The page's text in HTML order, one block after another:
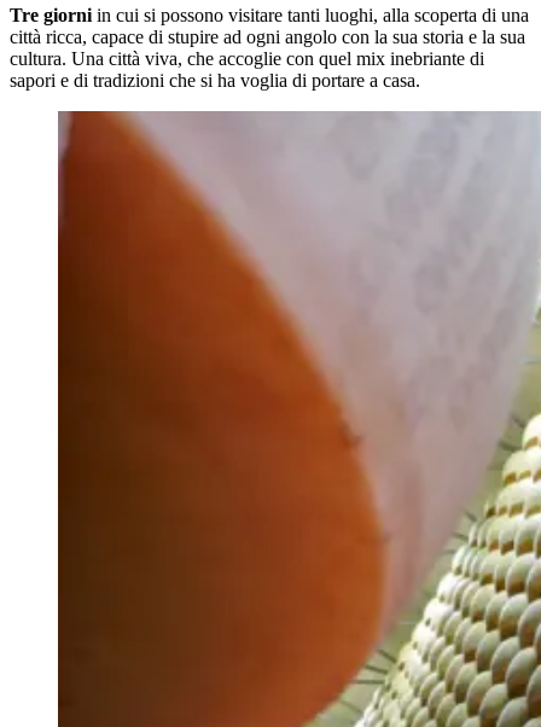
Tre giorni in cui si possono visitare tanti luoghi, alla scoperta di una
città ricca, capace di stupire ad ogni angolo con la sua storia e la sua
cultura. Una città viva, che accoglie con quel mix inebriante di
sapori e di tradizioni che si ha voglia di portare a casa.